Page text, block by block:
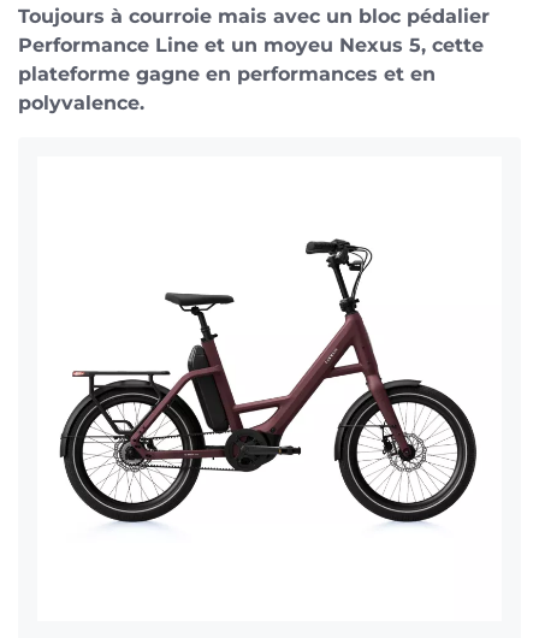
Toujours à courroie mais avec un bloc pédalier
Performance Line et un moyeu Nexus 5, cette
plateforme gagne en performances et en
polyvalence.